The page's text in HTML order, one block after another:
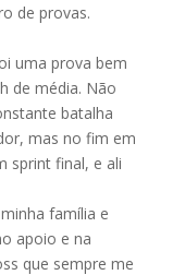
de provas.
uma prova bem
de média. Não
batalha
mas no fim em
sprint final, e ali
família e
apoio e na
que sempre me